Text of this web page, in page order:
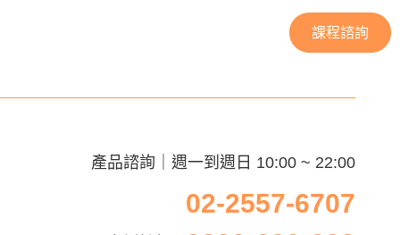
課程諮詢
產品諮詢｜週一到週日 10:00 ~ 22:00
02-2557-6707